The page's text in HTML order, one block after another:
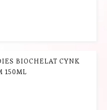
BIOCHELAT CYNK
150ML